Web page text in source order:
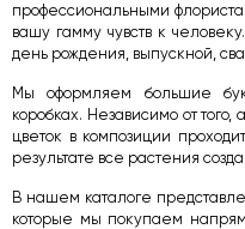
профессиональными
вашу гамму чувств к
день рождения, выпускной,
Мы оформляем большие
коробках. Независимо от
цветок в композиции
результате все растения
В нашем каталоге
которые мы покупаем